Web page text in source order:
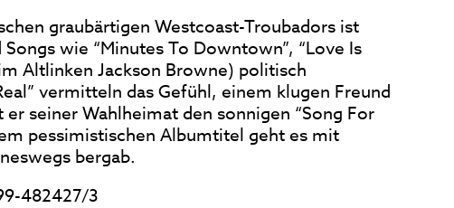
graubärtigen Westcoast-Troubadors ist
wie “Minutes To Downtown”, “Love Is
Altlinken Jackson Browne) politisch
vermitteln das Gefühl, einem klugen Freund
seiner Wahlheimat den sonnigen “Song For
pessimistischen Albumtitel geht es mit
bergab.
482427/3